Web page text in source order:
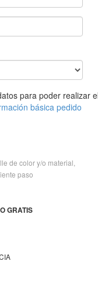
para poder realizar el
básica pedido
de color y/o material,
paso
GRATIS